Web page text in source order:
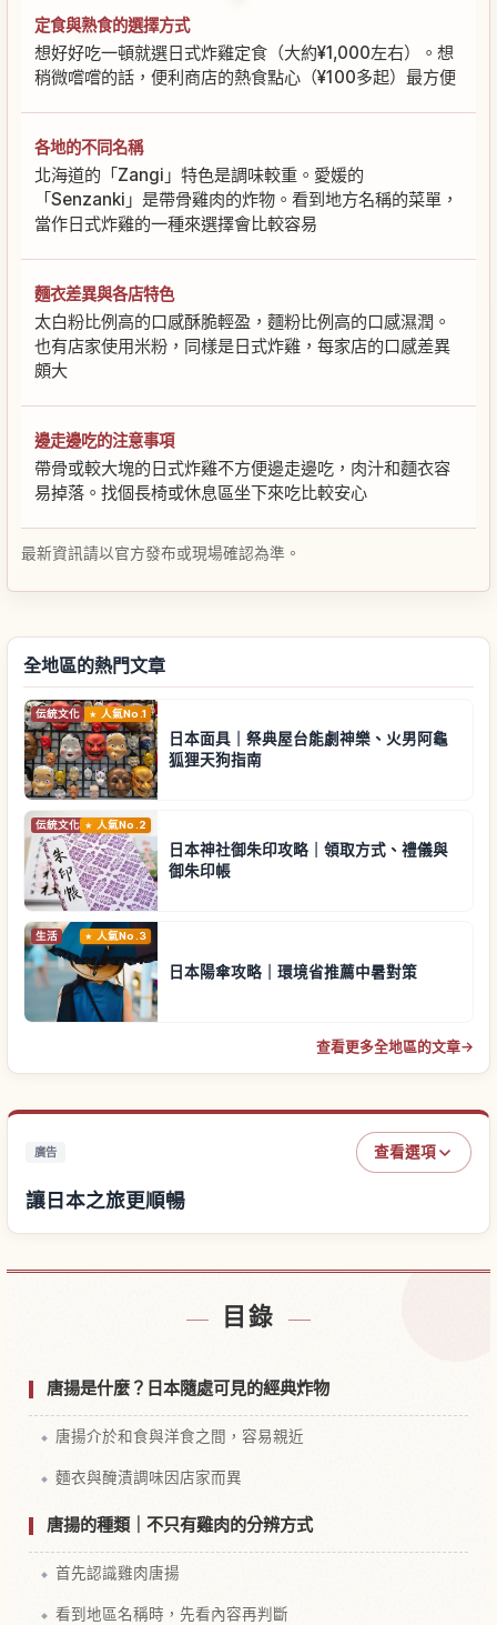
定食與熟食的選擇方式
想好好吃一頓就選日式炸雞定食（大約¥1,000左右）。想
稍微嚐嚐的話，便利商店的熱食點心（¥100多起）最方便
各地的不同名稱
北海道的「Zangi」特色是調味較重。愛媛的
「Senzanki」是帶骨雞肉的炸物。看到地方名稱的菜單，
當作日式炸雞的一種來選擇會比較容易
麵衣差異與各店特色
太白粉比例高的口感酥脆輕盈，麵粉比例高的口感濕潤。
也有店家使用米粉，同樣是日式炸雞，每家店的口感差異
頗大
邊走邊吃的注意事項
帶骨或較大塊的日式炸雞不方便邊走邊吃，肉汁和麵衣容
易掉落。找個長椅或休息區坐下來吃比較安心
最新資訊請以官方發布或現場確認為準。
全地區的熱門文章
伝統文化 人氣No.1
日本面具｜祭典屋台能劇神樂、火男阿龜
狐狸天狗指南
伝統文化 人氣No.2
日本神社御朱印攻略｜領取方式、禮儀與
御朱印帳
生活 人氣No.3
日本陽傘攻略｜環境省推薦中暑對策
查看更多全地區的文章→
廣告 查看選項
讓日本之旅更順暢
目錄
唐揚是什麼？日本隨處可見的經典炸物
唐揚介於和食與洋食之間，容易親近
麵衣與醃漬調味因店家而異
唐揚的種類｜不只有雞肉的分辨方式
首先認識雞肉唐揚
看到地區名稱時，先看內容再判斷